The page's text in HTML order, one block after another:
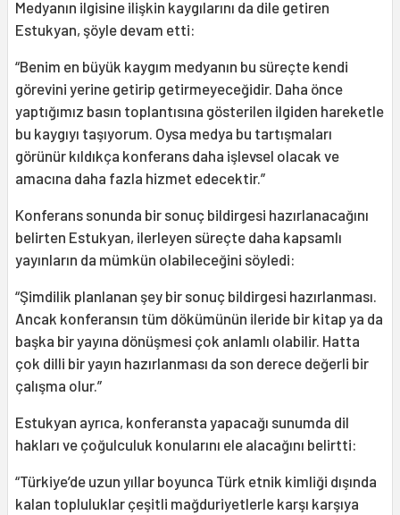
Medyanın ilgisine ilişkin kaygılarını da dile getiren
Estukyan, şöyle devam etti:
“Benim en büyük kaygım medyanın bu süreçte kendi
görevini yerine getirip getirmeyeceğidir. Daha önce
yaptığımız basın toplantısına gösterilen ilgiden hareketle
bu kaygıyı taşıyorum. Oysa medya bu tartışmaları
görünür kıldıkça konferans daha işlevsel olacak ve
amacına daha fazla hizmet edecektir.”
Konferans sonunda bir sonuç bildirgesi hazırlanacağını
belirten Estukyan, ilerleyen süreçte daha kapsamlı
yayınların da mümkün olabileceğini söyledi:
“Şimdilik planlanan şey bir sonuç bildirgesi hazırlanması.
Ancak konferansın tüm dökümünün ileride bir kitap ya da
başka bir yayına dönüşmesi çok anlamlı olabilir. Hatta
çok dilli bir yayın hazırlanması da son derece değerli bir
çalışma olur.”
Estukyan ayrıca, konferansta yapacağı sunumda dil
hakları ve çoğulculuk konularını ele alacağını belirtti:
“Türkiye’de uzun yıllar boyunca Türk etnik kimliği dışında
kalan topluluklar çeşitli mağduriyetlerle karşı karşıya